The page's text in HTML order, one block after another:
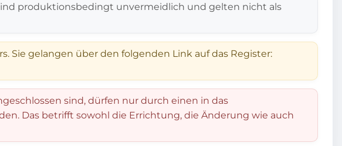
produktionsbedingt unvermeidlich und gelten nicht als
Sie gelangen über den folgenden Link auf das Register:
sind, dürfen nur durch einen in das
Das betrifft sowohl die Errichtung, die Änderung wie auch